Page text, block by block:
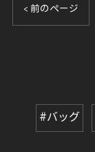
< 前のページ
#バッグ